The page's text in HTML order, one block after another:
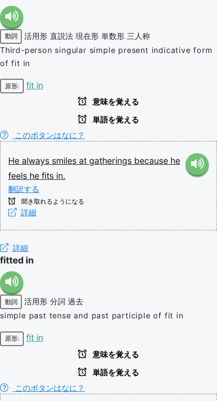
動詞 活用形 直説法 現在形 単数形 三人称
Third-person singular simple present indicative form
of fit in
原形: fit in
意味を覚える
単語を覚える
このボタンはなに？
He always smiles at gatherings because he
feels he fits in.
翻訳する
聞き取れるようになる
詳細
詳細
fitted in
動詞 活用形 分詞 過去
simple past tense and past participle of fit in
原形: fit in
意味を覚える
単語を覚える
このボタンはなに？